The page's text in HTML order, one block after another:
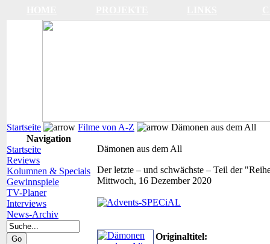
Startseite Filme von A-Z
Dämonen aus dem All
Navigation
Startseite
Reviews
Kolumnen & Specials
Gewinnspiele
TV-Planer
Interviews
News-Archiv
Dämonen aus dem All
Der letzte – und schwächste – Teil der
Mittwoch, 16 Dezember 2020
Originaltitel: